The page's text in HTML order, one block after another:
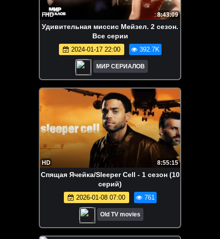
FHD 8:43:09
Удивительная миссис Мейзел. 2 сезон.
Все серии
2024-01-17 22:00 392.7K
МИР СЕРИАЛОВ
HD 8:55:15
Спящая Ячейка/Sleeper Cell - 1 сезон (10
серий)
2026-01-08 07:00 761
Old TV movies